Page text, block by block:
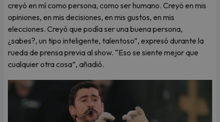
creyó en mí como persona, como ser humano. Creyó en mis
opiniones, en mis decisiones, en mis gustos, en mis
elecciones. Creyó que podía ser una buena persona,
¿sabes?, un tipo inteligente, talentoso”, expresó durante la
rueda de prensa previa al show. “Eso se siente mejor que
cualquier otra cosa”, añadió.